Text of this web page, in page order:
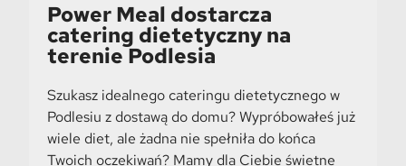
Power Meal dostarcza
catering dietetyczny na
terenie Podlesia
Szukasz idealnego cateringu dietetycznego w
Podlesiu z dostawą do domu? Wypróbowałeś już
wiele diet, ale żadna nie spełniła do końca
Twoich oczekiwań? Mamy dla Ciebie świetne